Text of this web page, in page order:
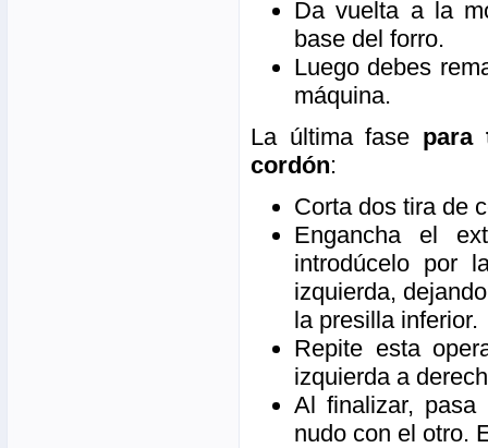
Da vuelta a la
base del forro.
Luego debes
máquina.
La última fase para
cordón:
Corta dos tira de
Engancha el
introdúcelo por
izquierda,
la presilla inferior.
Repite esta
izquierda a
Al finalizar,
nudo con el otro.